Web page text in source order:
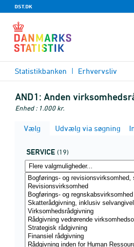
DST.DK
Statistikbanken Erhvervsliv
AND1: Anden
Enhed : 1.000 kr.
Vælg Udvælg via søgning
SERVICE (19)